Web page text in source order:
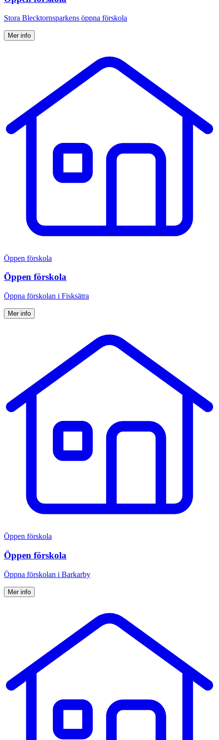
Stora Blecktornsparkens öppna förskola
Mer info
Öppen förskola
Öppen förskola
Öppna förskolan i Fisksätra
Mer info
Öppen förskola
Öppen förskola
Öppna för­skolan i Barkarby
Mer info